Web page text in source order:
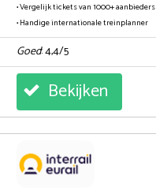
• Vergelijk tickets van 1000+ aanbieders
• Handige internationale treinplanner
Goed: 4,4/5
Bekijken